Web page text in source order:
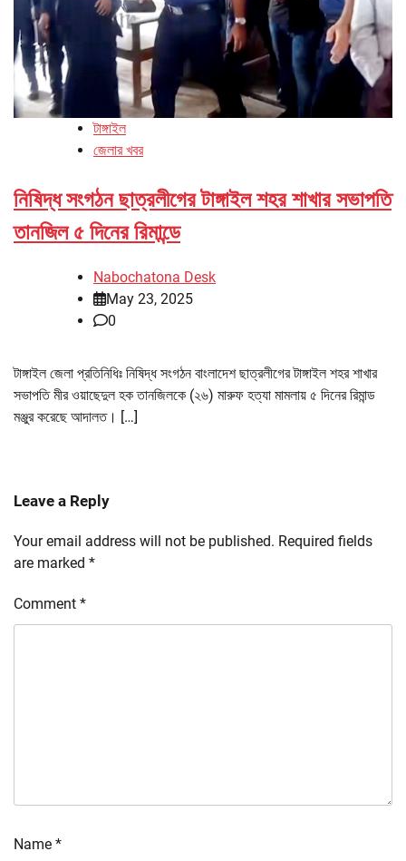
টাঙ্গাইল
জেলার খবর
নিষিদ্ধ সংগঠন ছাত্রলীগের টাঙ্গাইল শহর শাখার সভাপতি
তানজিল ৫ দিনের রিমান্ডে
Nabochatona Desk
May 23, 2025
0
টাঙ্গাইল জেলা প্রতিনিধিঃ নিষিদ্ধ সংগঠন বাংলাদেশ ছাত্রলীগের টাঙ্গাইল শহর শাখার
সভাপতি মীর ওয়াছেদুল হক তানজিলকে (২৬) মারুফ হত্যা মামলায় ৫ দিনের রিমান্ড
মঞ্জুর করেছে আদালত। […]
Leave a Reply
Your email address will not be published. Required fields
are marked *
Comment *
Name *